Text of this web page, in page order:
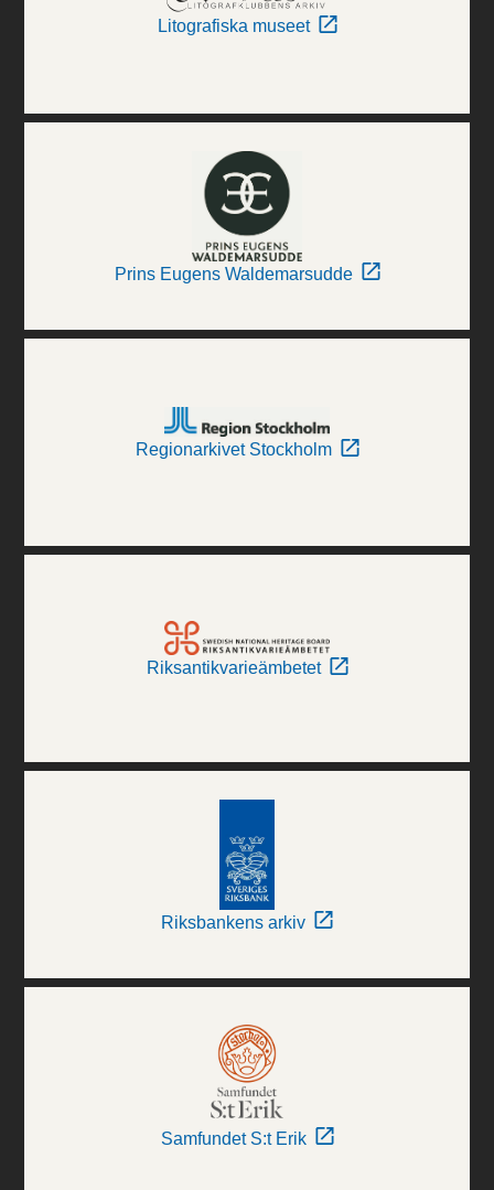
Litografiska museet
Prins Eugens Waldemarsudde
Regionarkivet Stockholm
Riksantikvarieämbetet
Riksbankens arkiv
Samfundet S:t Erik